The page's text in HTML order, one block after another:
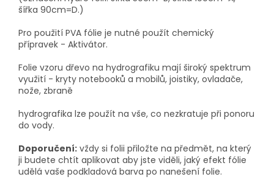
šířka 90cm=D.)
Pro použití PVA fólie je nutné použít chemický
přípravek - Aktivátor.
Folie vzoru dřevo na hydrografiku mají široký spektrum
využití - kryty notebooků a mobilů, joistiky, ovladače,
nože, zbraně
hydrografika lze použít na vše, co nezkratuje při ponoru
do vody.
Doporučení: vždy si folii přiložte na předmět, na který
ji budete chtít aplikovat aby jste viděli, jaký efekt fólie
udělá vaše podkladová barva po nanešení folie.